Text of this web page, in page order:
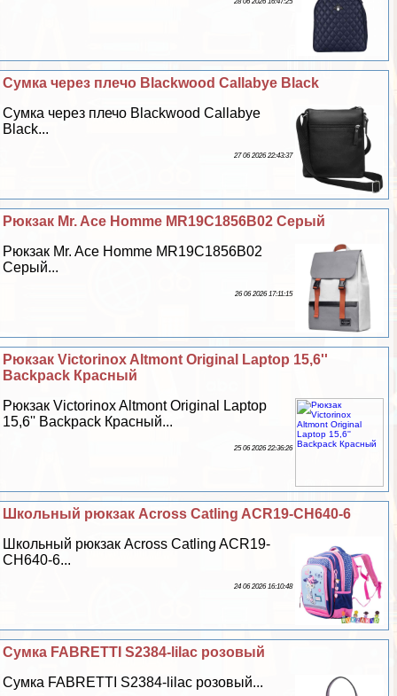
Сумка через плечо Blackwood Callabye Black
Сумка через плечо Blackwood Callabye
Black...
27 06 2026 22:43:37
Рюкзак Mr. Ace Homme MR19C1856B02 Серый
Рюкзак Mr. Ace Homme MR19C1856B02
Серый...
26 06 2026 17:11:15
Рюкзак Victorinox Altmont Original Laptop 15,6''
Backpack Красный
Рюкзак Victorinox Altmont Original Laptop
15,6'' Backpack Красный...
25 06 2026 22:36:26
Школьный рюкзак Across Catling ACR19-CH640-6
Школьный рюкзак Across Catling ACR19-
CH640-6...
24 06 2026 16:10:48
Сумка FABRETTI S2384-lilac розовый
Сумка FABRETTI S2384-lilac розовый...